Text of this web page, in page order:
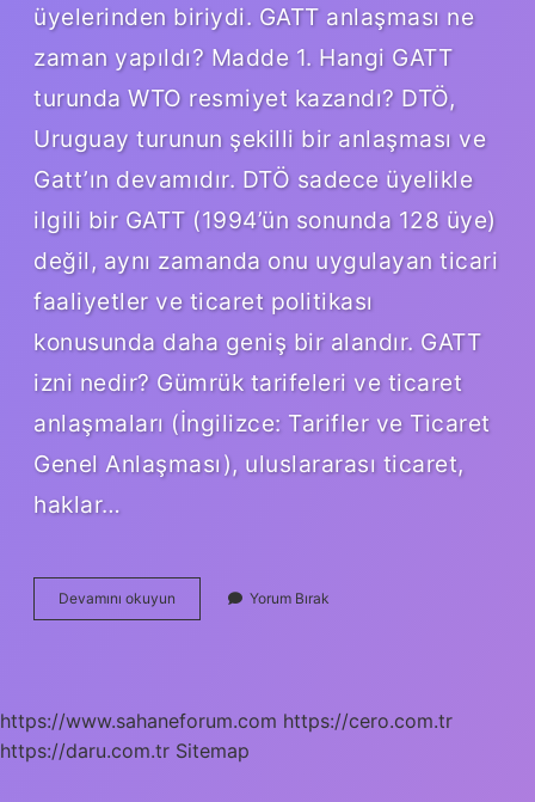
üyelerinden biriydi. GATT anlaşması ne
zaman yapıldı? Madde 1. Hangi GATT
turunda WTO resmiyet kazandı? DTÖ,
Uruguay turunun şekilli bir anlaşması ve
Gatt’ın devamıdır. DTÖ sadece üyelikle
ilgili bir GATT (1994’ün sonunda 128 üye)
değil, aynı zamanda onu uygulayan ticari
faaliyetler ve ticaret politikası
konusunda daha geniş bir alandır. GATT
izni nedir? Gümrük tarifeleri ve ticaret
anlaşmaları (İngilizce: Tarifler ve Ticaret
Genel Anlaşması), uluslararası ticaret,
haklar…
Devamını okuyun
Anlaşmaları
Yorum Bırak
https://www.sahaneforum.com https://cero.com.tr
https://daru.com.tr Sitemap